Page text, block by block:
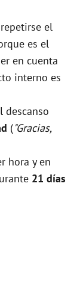
el
es el
en cuenta
interno es
descanso
("Gracias,
hora y en
21 días